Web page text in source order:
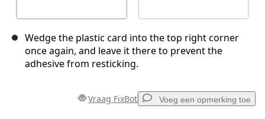
Wedge the plastic card into the top right corner
once again, and leave it there to prevent the
adhesive from resticking.
Vraag FixBot Voeg een opmerking toe